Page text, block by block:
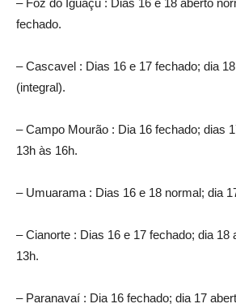
– Foz do Iguaçu : Dias 16 e 18 aberto
fechado.
– Cascavel : Dias 16 e 17 fechado; dia
(integral).
– Campo Mourão : Dia 16 fechado; dias
13h às 16h.
– Umuarama : Dias 16 e 18 normal; dia
– Cianorte : Dias 16 e 17 fechado; dia 18
13h.
– Paranavaí : Dia 16 fechado; dia 17